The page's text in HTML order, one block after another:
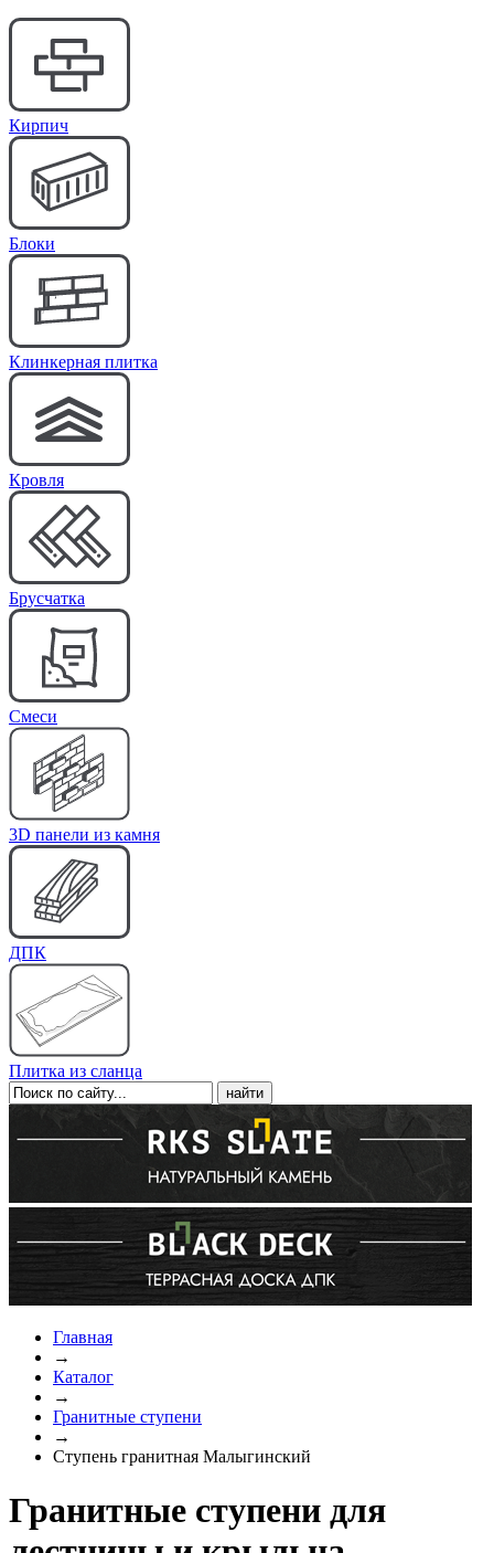
Кирпич
Блоки
Клинкерная плитка
Кровля
Брусчатка
Cмеси
3D панели из камня
ДПК
Плитка из сланца
Главная
→
Каталог
→
Гранитные ступени
→
Ступень гранитная Малыгинский
Гранитные ступени для